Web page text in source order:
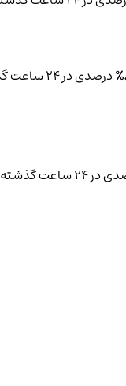
درصدی در 24 ساعت گذشته، همچنان یکی از محبوب‌ترین ارزهای دیجیتال میان کاربران است. قیمت فعلی دوج‌ کوین‌
از محبوب‌ترین ارزهای دیجیتال میان کاربران است. قیمت فعلی ترون‌